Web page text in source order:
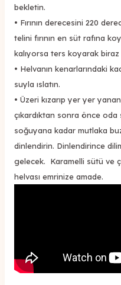
bekletin.
• Fırının derecesini 220
telini fırının en süt rafına
kalıyorsa ters koyarak
• Helvanın kenarlarındaki
suyla ıslatın.
• Üzeri kızarıp yer yer
çıkardıktan sonra önce oda
soğuyana kadar mutlaka
dinlendirin. Dinlendirince
gelecek. Karamelli sütü ve
helvası emrinize amade.